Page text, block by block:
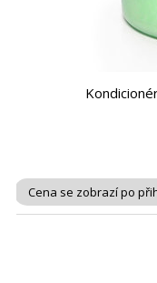
Cena se zobrazí po